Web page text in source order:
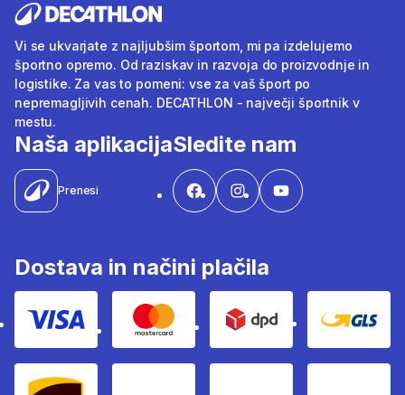
Vi se ukvarjate z najljubšim športom, mi pa izdelujemo
športno opremo. Od raziskav in razvoja do proizvodnje in
logistike. Za vas to pomeni: vse za vaš šport po
nepremagljivih cenah. DECATHLON - največji športnik v
mestu.
Naša aplikacija
Prenesi
Sledite nam
Dostava in načini plačila
Visa Mastercard Dpd Gls